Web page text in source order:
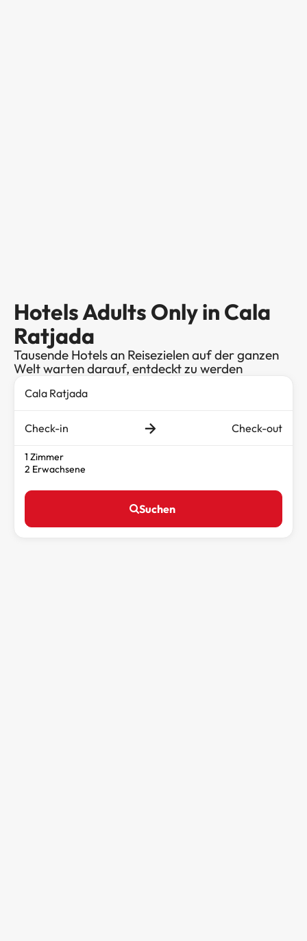
Hotels Adults Only in Cala
Ratjada
Tausende Hotels an Reisezielen auf der ganzen
Welt warten darauf, entdeckt zu werden
Check-in Check-out
1 Zimmer
2 Erwachsene
Suchen